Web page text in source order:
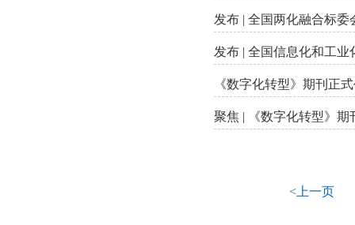
发布 | 全国两化融合标委
发布 | 全国信息化和工
《数字化转型》期刊正
聚焦 | 《数字化转型》
<上一页